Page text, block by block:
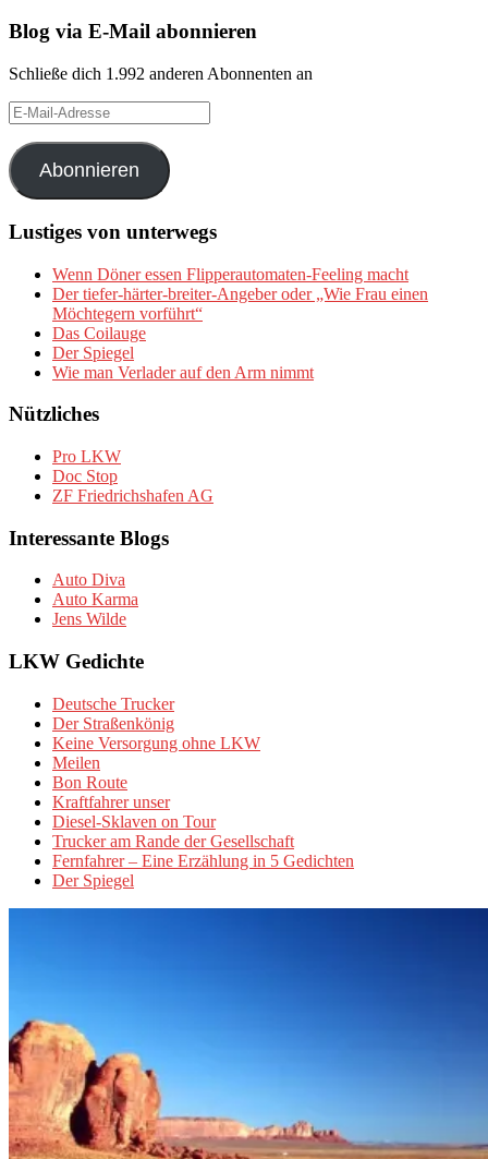
Blog via E-Mail abonnieren
Schließe dich 1.992 anderen Abonnenten an
E-
Mail-
Adresse
Abonnieren
Lustiges von unterwegs
Wenn Döner essen Flipperautomaten-Feeling macht
Der tiefer-härter-breiter-Angeber oder „Wie Frau einen
Möchtegern vorführt“
Das Coilauge
Der Spiegel
Wie man Verlader auf den Arm nimmt
Nützliches
Pro LKW
Doc Stop
ZF Friedrichshafen AG
Interessante Blogs
Auto Diva
Auto Karma
Jens Wilde
LKW Gedichte
Deutsche Trucker
Der Straßenkönig
Keine Versorgung ohne LKW
Meilen
Bon Route
Kraftfahrer unser
Diesel-Sklaven on Tour
Trucker am Rande der Gesellschaft
Fernfahrer – Eine Erzählung in 5 Gedichten
Der Spiegel